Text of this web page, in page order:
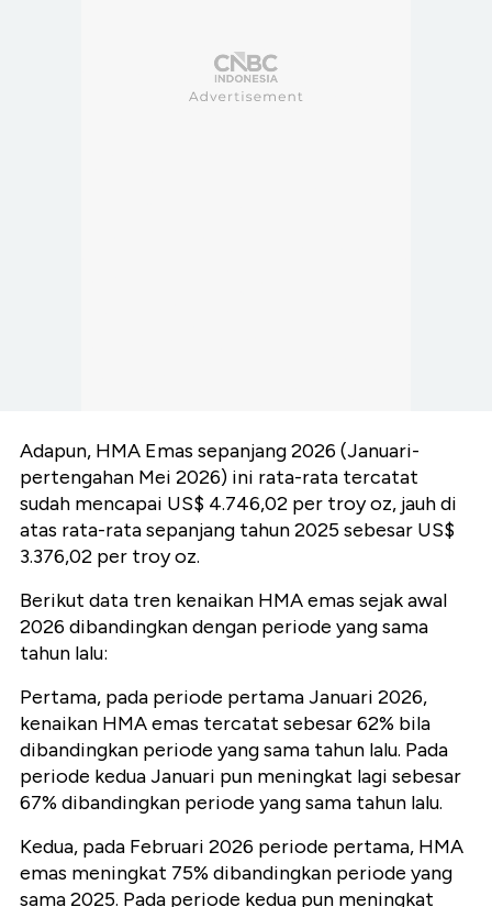
Adapun, HMA Emas sepanjang 2026 (Januari-
pertengahan Mei 2026) ini rata-rata tercatat
sudah mencapai US$ 4.746,02 per troy oz, jauh di
atas rata-rata sepanjang tahun 2025 sebesar US$
3.376,02 per troy oz.
Berikut data tren kenaikan HMA emas sejak awal
2026 dibandingkan dengan periode yang sama
tahun lalu:
Pertama, pada periode pertama Januari 2026,
kenaikan HMA emas tercatat sebesar 62% bila
dibandingkan periode yang sama tahun lalu. Pada
periode kedua Januari pun meningkat lagi sebesar
67% dibandingkan periode yang sama tahun lalu.
Kedua, pada Februari 2026 periode pertama, HMA
emas meningkat 75% dibandingkan periode yang
sama 2025. Pada periode kedua pun meningkat